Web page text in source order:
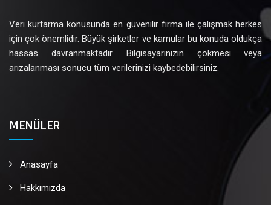
Veri kurtarma konusunda en güvenilir firma ile çalışmak herkes
için çok önemlidir. Büyük şirketler ve kamular bu konuda oldukça
hassas davranmaktadır. Bilgisayarınızın çökmesi veya
arızalanması sonucu tüm verilerinizi kaybedebilirsiniz.
MENÜLER
Anasayfa
Hakkımızda